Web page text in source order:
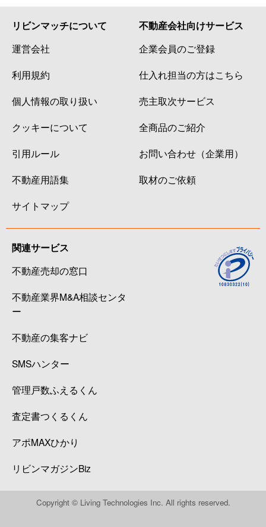
リビンマッチについて
運営会社
利用規約
個人情報の取り扱い
クッキーについて
引用ルール
不動産用語集
サイトマップ
不動産会社向けサービス
企業会員のご登録
仕入れ担当の方はこちら
売主取次サービス
全商品のご紹介
お問い合わせ（企業用）
取材のご依頼
関連サービス
不動産売却の窓口
不動産業界M&A相談センタ
ー
不動産の集客ナビ
SMSハンター
管理戸数ふえるくん
査定書つくるくん
アポMAXひかり
リビンマガジンBiz
Copyright © Living Technologies Inc. All rights reserved.